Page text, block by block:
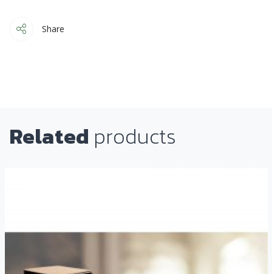
Share
Related products